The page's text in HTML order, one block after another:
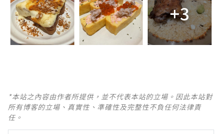
+3
*本站之內容由作者所提供，並不代表本站的立場。因此本站對
所有博客的立場、真實性、準確性及完整性不負任何法律責
任。